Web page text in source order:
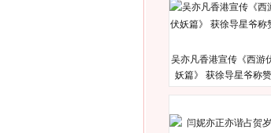
吴亦凡香港宣传《西游
妖篇》 获徐导星爷称赞